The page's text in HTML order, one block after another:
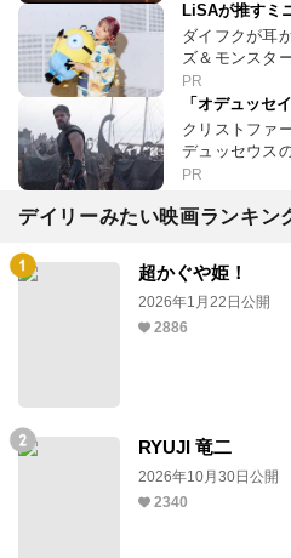
LiSAが推すミ
ダイフクが耳
ズ＆モンスタ
PR
「オデュッセ
クリストファ
デュッセウス
PR
デイリーみたい映画ランキン
超かぐや姫！
2026年1月22日公開
2886
RYUJI 竜二
2026年10月30日公開
2340